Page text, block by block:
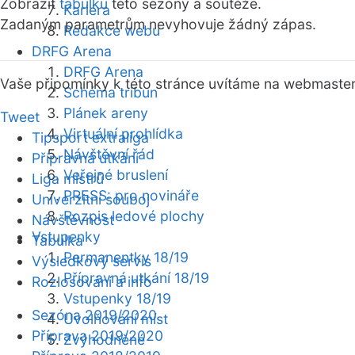
Kariéra
Redakce webu
DRFG Arena
DRFG Arena
Schéma tribun
Plánek areny
Virtuální prohlídka
Návštěvní řád
Veřejné bruslení
PRESS: pro novináře
Rozpis ledové plochy
Vstupenky
Permanentky 18/19
Přípravná utkání 18/19
Vstupenky 18/19
Uvolňování míst
Zvýhodněné
Zobrazit tabulku této sezóny a soutěže.
Zadaným parametrům nevyhovuje žádný zápas.
Vaše připomínky k této stránce uvítáme na webmaster
Tweet
Tipsport extraliga
Přípravná utkání
Liga mistrů
Univerzitní souboj
Návštěvnost
Tabulka
Výsledkový servis
Rozlosování a info
Sezóna 2019/2020
Příprava 2019/2020